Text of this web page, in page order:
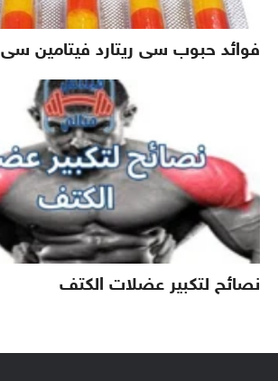
فوائد حبوب سى ريتارد فيتامين سى
نصائح لتكبير عضلات الكتف